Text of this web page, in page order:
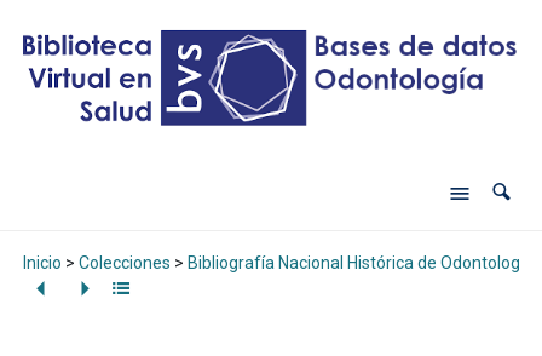
Inicio > Colecciones > Bibliografía Nacional Histórica de Odontología